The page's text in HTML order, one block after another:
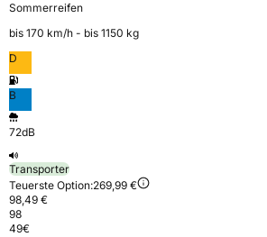
Sommerreifen
bis 170 km⁠/⁠h - bis 1150 kg
D
B
72dB
Transporter
Teuerste Option:269,99 €
98,49 €
98
49€